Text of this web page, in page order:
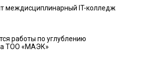
междисциплинарный IT-колледж
работы по углублению
ТОО «МАЭК»